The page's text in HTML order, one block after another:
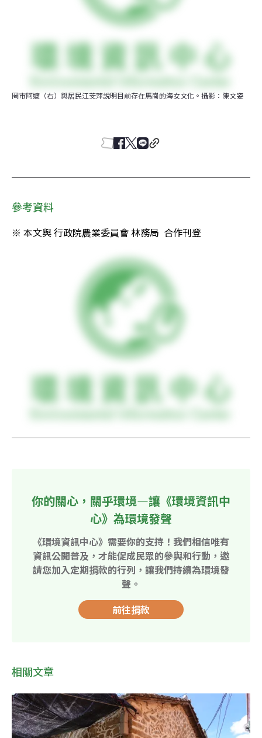
罔市阿嬤（右）與居民江芠萍說明目前存在馬崗的海女文化。攝影：陳文姿
參考資料
※ 本文與 行政院農業委員會 林務局  合作刊登
你的關心，關乎環境—讓《環境資訊中
心》為環境發聲
《環境資訊中心》需要你的支持！我們相信唯有
資訊公開普及，才能促成民眾的參與和行動，邀
請您加入定期捐款的行列，讓我們持續為環境發
聲。
前往捐款
相關文章